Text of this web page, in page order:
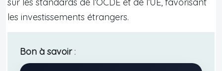
les investissements étrangers.
Bon à savoir: